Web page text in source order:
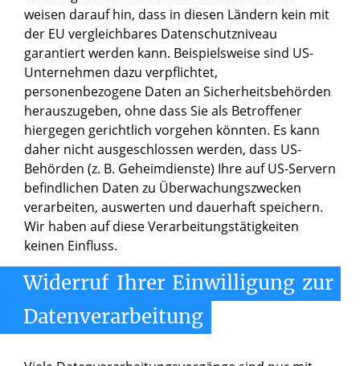
weisen darauf hin, dass in diesen Ländern kein mit
der EU vergleichbares Datenschutzniveau
garantiert werden kann. Beispielsweise sind US-
Unternehmen dazu verpflichtet,
personenbezogene Daten an Sicherheitsbehörden
herauszugeben, ohne dass Sie als Betroffener
hiergegen gerichtlich vorgehen könnten. Es kann
daher nicht ausgeschlossen werden, dass US-
Behörden (z. B. Geheimdienste) Ihre auf US-Servern
befindlichen Daten zu Überwachungszwecken
verarbeiten, auswerten und dauerhaft speichern.
Wir haben auf diese Verarbeitungstätigkeiten
keinen Einfluss.
Widerruf Ihrer Einwilligung zur
Datenverarbeitung